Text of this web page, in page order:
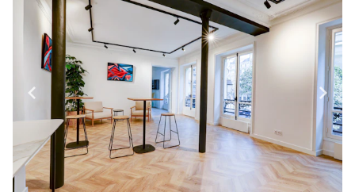
Show previous slide